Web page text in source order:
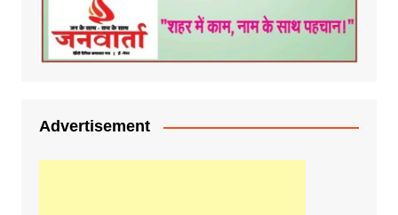
Advertisement